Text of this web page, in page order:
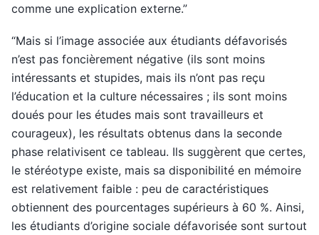
comme une explication externe.”
“Mais si l’image associée aux étudiants défavorisés
n’est pas foncièrement négative (ils sont moins
intéressants et stupides, mais ils n’ont pas reçu
l’éducation et la culture nécessaires ; ils sont moins
doués pour les études mais sont travailleurs et
courageux), les résultats obtenus dans la seconde
phase relativisent ce tableau. Ils suggèrent que certes,
le stéréotype existe, mais sa disponibilité en mémoire
est relativement faible : peu de caractéristiques
obtiennent des pourcentages supérieurs à 60 %. Ainsi,
les étudiants d’origine sociale défavorisée sont surtout